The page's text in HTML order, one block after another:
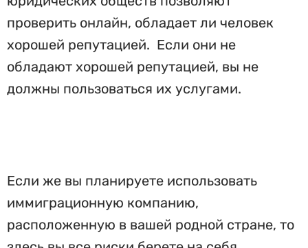
проверить онлайн, обладает ли человек
хорошей репутацией. Если они не
обладают хорошей репутацией, вы не
должны пользоваться их услугами.
Если же вы планируете использовать
иммиграционную компанию,
расположенную в вашей родной стране, то